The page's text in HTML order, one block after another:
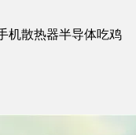
机散热器半导体吃鸡